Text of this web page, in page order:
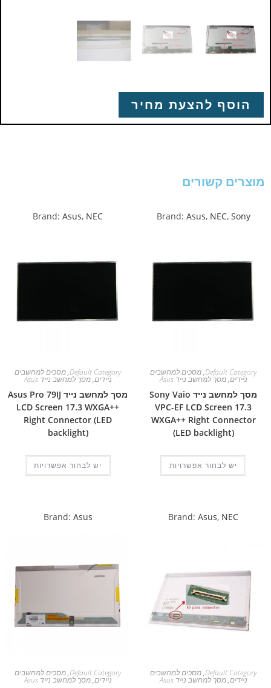
הוסף להצעת מחיר
מוצרים קשורים
Brand: Asus, NEC, Sony
Default Category
,מסכים למחשבים
ניידים,מסך למחשב נייד Asus
מסך למחשב נייד Sony Vaio
VPC-EF LCD Screen 17.3
WXGA++ Right Connector
(LED backlight)
יש לבחור אפשרויות
Brand: Asus, NEC
Default Category
,מסכים למחשבים
ניידים,מסך למחשב נייד Asus
מסך למחשב נייד Asus Pro 79IJ
LCD Screen 17.3 WXGA++
Right Connector (LED
backlight)
יש לבחור אפשרויות
Brand: Asus, NEC
Default Category
,מסכים למחשבים
ניידים,מסך למחשב נייד Asus
Brand: Asus
Default Category
,מסכים למחשבים
ניידים,מסך למחשב נייד Asus